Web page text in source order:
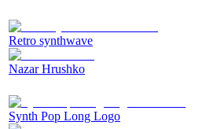
Retro synthwave
Nazar Hrushko
Synth Pop Long Logo